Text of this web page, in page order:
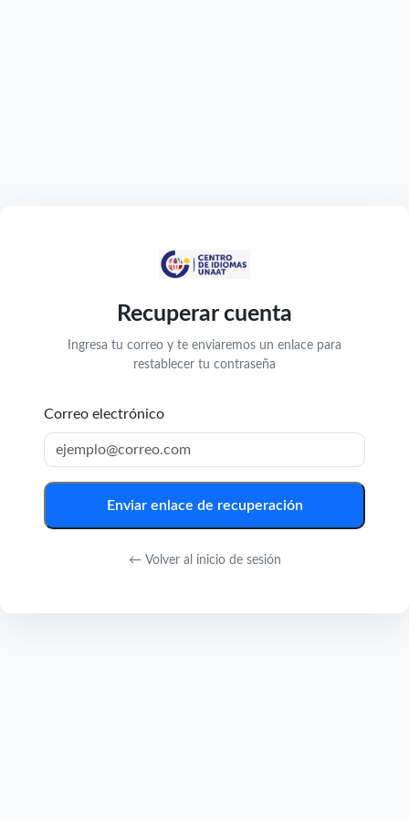
Recuperar cuenta
Ingresa tu correo y te enviaremos un enlace para
restablecer tu contraseña
Correo electrónico
Enviar enlace de recuperación
← Volver al inicio de sesión